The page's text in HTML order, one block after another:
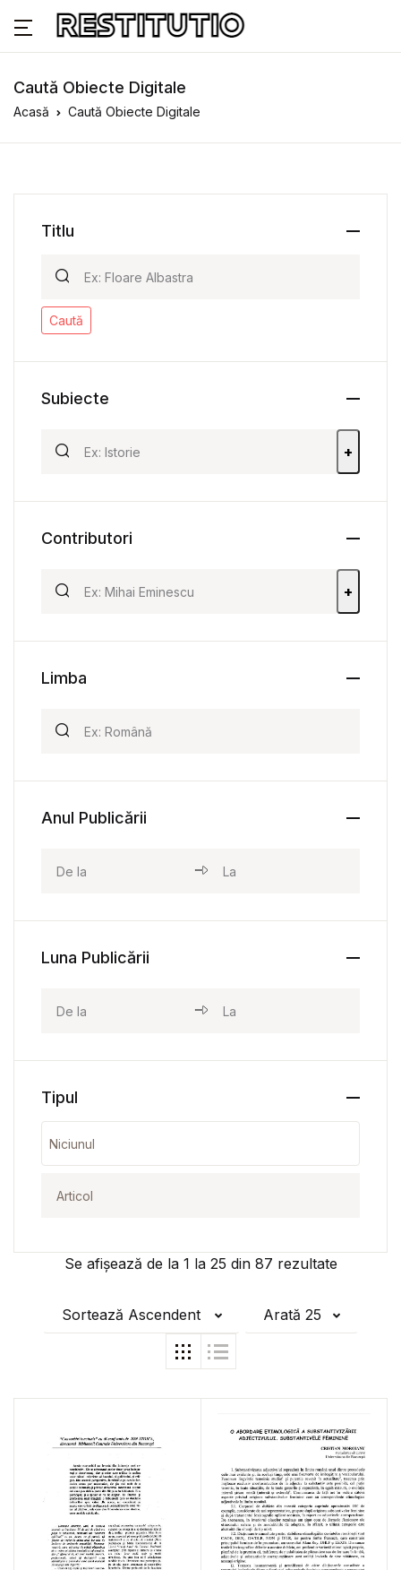
Caută Obiecte Digitale
Acasă Caută Obiecte Digitale
Se afișează de la 1 la 25 din 87 rezultate
Sortează Ascendent Arată 25
Titlu
Caută
Subiecte
+
Contributori
+
Limba
Anul Publicării
Luna Publicării
Tipul